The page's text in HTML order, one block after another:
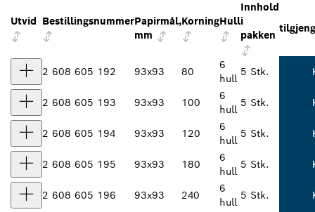
Utvid BestillingsnummerPapirmål,
mm
KorningHull
Innhold
i
pakken
2 608 605 192 93x93 80
6
hull
5 Stk.
2 608 605 193 93x93 100
6
hull
5 Stk.
2 608 605 194 93x93 120
6
hull
5 Stk.
2 608 605 195 93x93 180
6
hull
5 Stk.
2 608 605 196 93x93 240
6
hull
5 Stk.